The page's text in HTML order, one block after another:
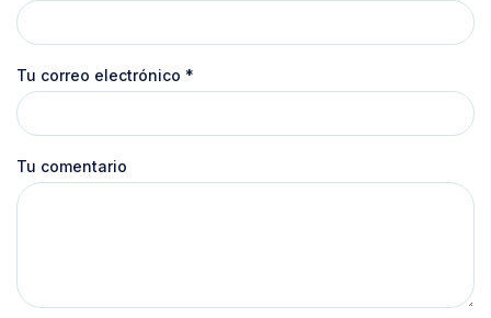
Tu correo electrónico *
Tu comentario